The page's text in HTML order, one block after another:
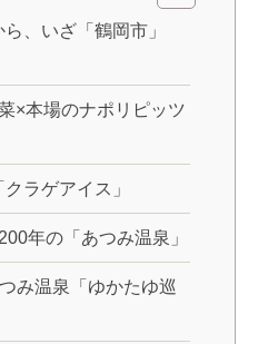
、いざ「鶴岡市」
×本場のナポリピッツ
ラゲアイス」
年の「あつみ温泉」
み温泉「ゆかたゆ巡